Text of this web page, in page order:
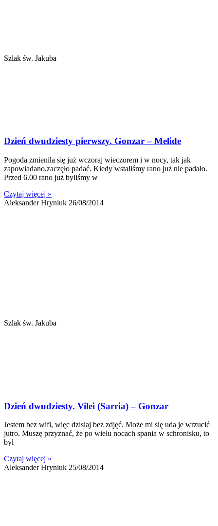
Szlak św. Jakuba
Dzień dwudziesty pierwszy. Gonzar – Melide
Pogoda zmieniła się już wczoraj wieczorem i w nocy, tak jak
zapowiadano,zaczęło padać. Kiedy wstaliśmy rano już nie padało.
Przed 6.00 rano już byliśmy w
Czytaj więcej »
Aleksander Hryniuk 26/08/2014
Szlak św. Jakuba
Dzień dwudziesty. Vilei (Sarria) – Gonzar
Jestem bez wifi, więc dzisiaj bez zdjęć. Może mi się uda je wrzucić
jutro. Muszę przyznać, że po wielu nocach spania w schronisku, to
był
Czytaj więcej »
Aleksander Hryniuk 25/08/2014